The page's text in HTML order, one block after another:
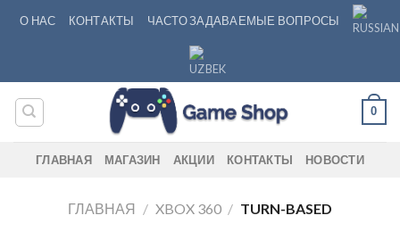
О НАС КОНТАКТЫ ЧАСТО ЗАДАВАЕМЫЕ ВОПРОСЫ
0
ГЛАВНАЯ МАГАЗИН АКЦИИ КОНТАКТЫ НОВОСТИ
ГЛАВНАЯ / XBOX 360 / TURN-BASED